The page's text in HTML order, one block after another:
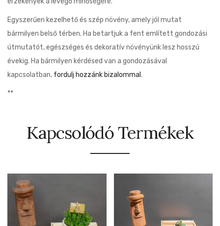
Egyszerűen kezelhető és szép növény, amely jól mutat
bármilyen belső térben. Ha betartjuk a fent említett gondozási
útmutatót, egészséges és dekoratív növényünk lesz hosszú
évekig. Ha bármilyen kérdésed van a gondozásával
kapcsolatban, fordulj hozzánk bizalommal .
**
Kapcsolódó Termékek